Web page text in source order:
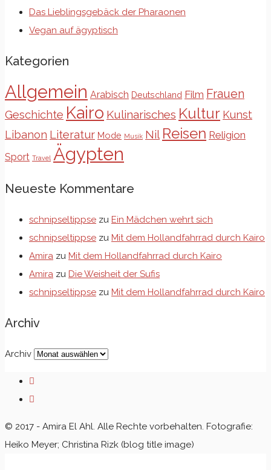
Das Lieblingsgebäck der Pharaonen
Vegan auf ägyptisch
Kategorien
Allgemein Arabisch Deutschland Film Frauen
Geschichte Kairo Kulinarisches Kultur Kunst
Libanon Literatur Mode Musik Nil Reisen Religion
Sport Travel Ägypten
Neueste Kommentare
schnipseltippse zu Ein Mädchen wehrt sich
schnipseltippse zu Mit dem Hollandfahrrad durch Kairo
Amira zu Mit dem Hollandfahrrad durch Kairo
Amira zu Die Weisheit der Sufis
schnipseltippse zu Mit dem Hollandfahrrad durch Kairo
Archiv
Archiv
© 2017 - Amira El Ahl. Alle Rechte vorbehalten. Fotografie:
Heiko Meyer; Christina Rizk (blog title image)